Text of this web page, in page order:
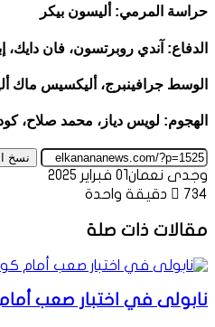
حراسة المرمي: أليسون بيكر
الدفاع: آندي روبرتسون، فان دايك،
الوسط جرافينبرج، أليكسيس ماك
الهجوم: لويس دياز، محمد صلاح،
نسخ
وجدى نعمان01 فبراير 2025
734
دقيقة واحدة
مقالات ذات صلة
نابولى في اختبار صعب